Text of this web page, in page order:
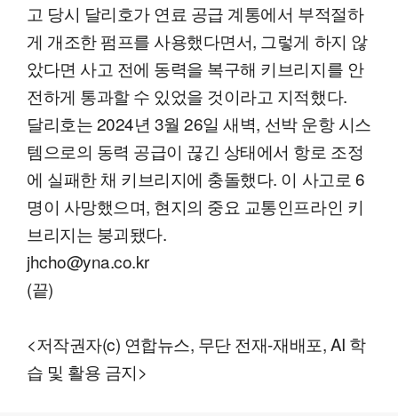
고 당시 달리호가 연료 공급 계통에서 부적절하
게 개조한 펌프를 사용했다면서, 그렇게 하지 않
았다면 사고 전에 동력을 복구해 키브리지를 안
전하게 통과할 수 있었을 것이라고 지적했다.
달리호는 2024년 3월 26일 새벽, 선박 운항 시스
템으로의 동력 공급이 끊긴 상태에서 항로 조정
에 실패한 채 키브리지에 충돌했다. 이 사고로 6
명이 사망했으며, 현지의 중요 교통인프라인 키
브리지는 붕괴됐다.
jhcho@yna.co.kr
(끝)
<저작권자(c) 연합뉴스, 무단 전재-재배포, AI 학
습 및 활용 금지>